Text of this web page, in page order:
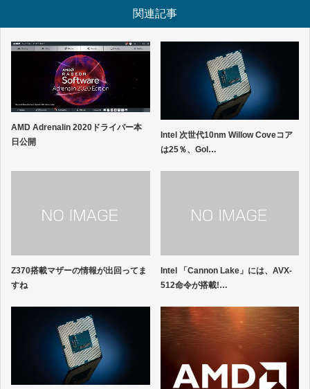
関連記事
AMD Adrenalin 2020ドライバー本
日公開
Intel 次世代10nm Willow Coveコア
は25％、Gol…
Z370搭載マザーの情報が出回ってま
すね
Intel 「Cannon Lake」には、AVX-
512命令が搭載!…